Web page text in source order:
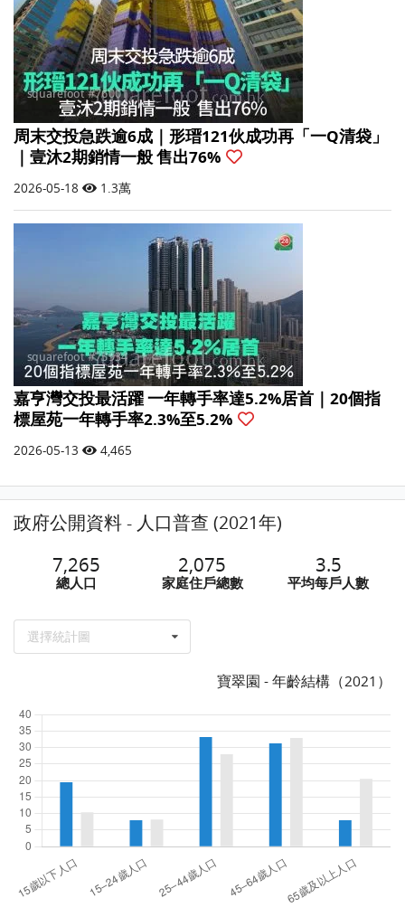
周末交投急跌逾6成｜形瑨121伙成功再「一Q清袋」
｜壹沐2期銷情一般 售出76%
2026-05-18 1.3萬
嘉亨灣交投最活躍 一年轉手率達5.2%居首｜20個指
標屋苑一年轉手率2.3%至5.2%
2026-05-13 4,465
政府公開資料 - 人口普查 (2021年)
7,265
總人口
2,075
家庭住戶總數
3.5
平均每戶人數
選擇統計圖
寶翠園 - 年齡結構（2021）